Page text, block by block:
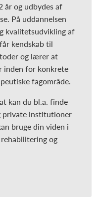
år og udbydes af
På uddannelsen
kvalitetsudvikling af
kendskab til
og lærer at
inden for konkrete
fagområde.
kan du bl.a. finde
private institutioner
bruge din viden i
og